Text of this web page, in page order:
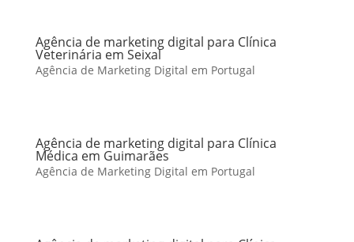
Agência de marketing digital para Clínica
Veterinária em Seixal
Agência de Marketing Digital em Portugal
Agência de marketing digital para Clínica
Médica em Guimarães
Agência de Marketing Digital em Portugal